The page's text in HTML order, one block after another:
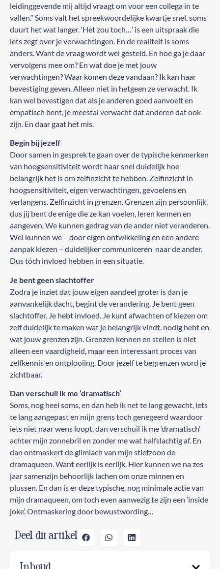
leidinggevende mij altijd vraagt om voor een collega in te
vallen.” Soms valt het spreekwoordelijke kwartje snel, soms
duurt het wat langer. ‘Het zou toch…’ is een uitspraak die
iets zegt over je verwachtingen. En de realiteit is soms
anders. Want de vraag wordt wel gesteld. En hoe ga je daar
vervolgens mee om? En wat doe je met jouw
verwachtingen? Waar komen deze vandaan? Ik kan haar
bevestiging geven. Alleen niet in hetgeen ze verwacht. Ik
kan wel bevestigen dat als je anderen goed aanvoelt en
empatisch bent, je meestal verwacht dat anderen dat ook
zijn. En daar gaat het mis.
Begin bij jezelf
Door samen in gesprek te gaan over de typische kenmerken
van hoogsensitiviteit wordt haar snel duidelijk hoe
belangrijk het is om zelfinzicht te hebben. Zelfinzicht in
hoogsensitiviteit, eigen verwachtingen, gevoelens en
verlangens. Zelfinzicht in grenzen. Grenzen zijn persoonlijk,
dus jij bent de enige die ze kan voelen, leren kennen en
aangeven. We kunnen gedrag van de ander niet veranderen.
Wel kunnen we – door eigen ontwikkeling en een andere
aanpak kiezen – duidelijker communiceren naar de ander.
Dus tóch invloed hebben in een situatie.
Je bent geen slachtoffer
Zodra je inziet dat jouw eigen aandeel groter is dan je
aanvankelijk dacht, begint de verandering. Je bent geen
slachtoffer. Je hebt invloed. Je kunt afwachten of kiezen om
zelf duidelijk te maken wat je belangrijk vindt, nodig hebt en
wat jouw grenzen zijn. Grenzen kennen en stellen is niet
alleen een vaardigheid, maar een interessant proces van
zelfkennis en ontplooiing. Door jezelf te begrenzen word je
zichtbaar.
Dan verschuil ik me ‘dramatisch’
Soms, nog heel soms, en dan heb ik net te lang gewacht, iets
te lang aangepast en mijn grens toch genegeerd waardoor
iets niet naar wens loopt, dan verschuil ik me ‘dramatisch’
achter mijn zonnebril en zonder me wat halfslachtig af. En
dan ontmaskert de glimlach van mijn stiefzoon de
dramaqueen. Want eerlijk is eerlijk. Hier kunnen we na zes
jaar samenzijn behoorlijk lachen om onze minnen en
plussen. En dan is er deze typische, nog minimale actie van
mijn dramaqueen, om toch even aanwezig te zijn een ‘inside
joke’. Ontmaskering door bewustwording…
Deel dit artikel